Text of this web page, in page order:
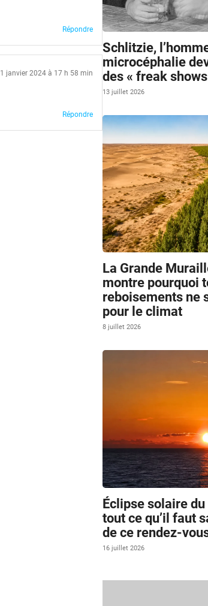
Répondre
1 janvier 2024 à 17 h 58 min
Répondre
Schlitzie,
microcéphalie
des « freak
13 juillet 2026
La Grande
montre pourquoi
reboisements ne
pour le climat
8 juillet 2026
Éclipse solaire
tout ce qu’il faut
de ce rendez-
16 juillet 2026